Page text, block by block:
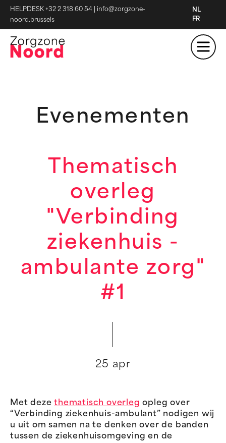
HELPDESK +32 2 318 60 54
info@zorgzone-
noord.brussels
NL
FR
Evenementen
Thematisch
overleg
"Verbinding
ziekenhuis -
ambulante zorg"
#1
25 apr
Met dezethematisch overleg opleg over
“Verbinding ziekenhuis-ambulant” nodigen wij
u uit om samen na te denken over de banden
tussen de ziekenhuisomgeving en de